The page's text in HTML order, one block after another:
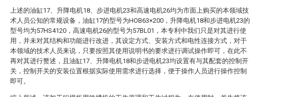
上述的油缸17、升降电机18、步进电机23和高速电机26均为市面上购买的本领域技
术人员公知的常规设备，油缸17的型号为HOB63×200，升降电机18和步进电机23的
型号均为57HS4120，高速电机26的型号为57BL01，本专利中我们只是对其进行使
用，并未对其结构和功能进行改进，其设定方式、安装方式和电性连接方式，对于
本领域的技术人员来说，只要按照其使用说明书的要求进行调试操作即可，在此不
再对其进行赘述，且油缸17、升降电机18和步进电机23均设置有与其配套的控制开
关，控制开关的安装位置根据实际使用需求进行选择，便于操作人员进行操作控制
即可。